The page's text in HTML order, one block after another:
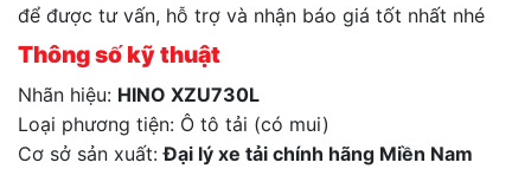
để được tư vấn, hỗ trợ và nhận báo giá tốt nhất nhé
Thông số kỹ thuật
Nhãn hiệu: HINO XZU730L
Loại phương tiện: Ô tô tải (có mui)
Cơ sở sản xuất:Đại lý xe tải chính hãng Miền Nam